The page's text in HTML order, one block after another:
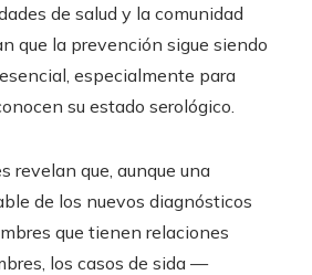
de salud y la comunidad
que la prevención sigue siendo
especialmente para
su estado serológico.
revelan que, aunque una
de los nuevos diagnósticos
que tienen relaciones
los casos de sida —